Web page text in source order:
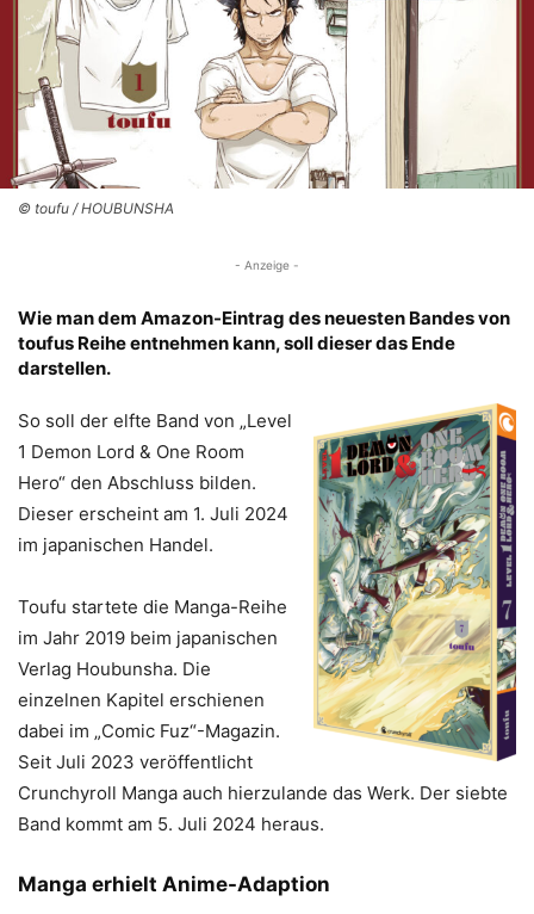
© toufu / HOUBUNSHA
- Anzeige -
Wie man dem Amazon-Eintrag des neuesten Bandes von
toufus Reihe entnehmen kann, soll dieser das Ende
darstellen.
So soll der elfte Band von „Level
1 Demon Lord & One Room
Hero“ den Abschluss bilden.
Dieser erscheint am 1. Juli 2024
im japanischen Handel.
Toufu startete die Manga-Reihe
im Jahr 2019 beim japanischen
Verlag Houbunsha. Die
einzelnen Kapitel erschienen
dabei im „Comic Fuz“-Magazin.
Seit Juli 2023 veröffentlicht
Crunchyroll Manga auch hierzulande das Werk. Der siebte
Band kommt am 5. Juli 2024 heraus.
Manga erhielt Anime-Adaption